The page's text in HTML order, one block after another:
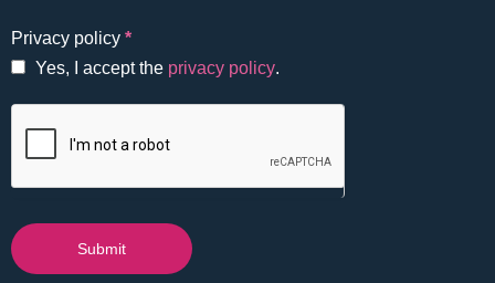
Privacy policy *
Yes, I accept the privacy policy.
Submit